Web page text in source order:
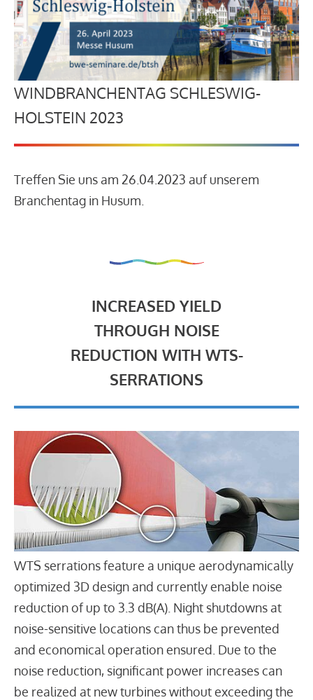
WINDBRANCHENTAG SCHLESWIG-
HOLSTEIN 2023
Treffen Sie uns am 26.04.2023 auf unserem
Branchentag in Husum.
INCREASED YIELD
THROUGH NOISE
REDUCTION WITH WTS-
SERRATIONS
WTS serrations feature a unique aerodynamically
optimized 3D design and currently enable noise
reduction of up to 3.3 dB(A). Night shutdowns at
noise-sensitive locations can thus be prevented
and economical operation ensured. Due to the
noise reduction, significant power increases can
be realized at new turbines without exceeding the